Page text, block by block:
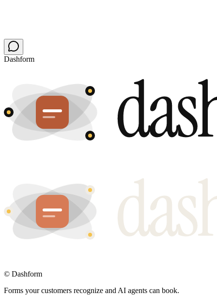
Dashform
© Dashform
Forms your customers recognize and AI agents can book.